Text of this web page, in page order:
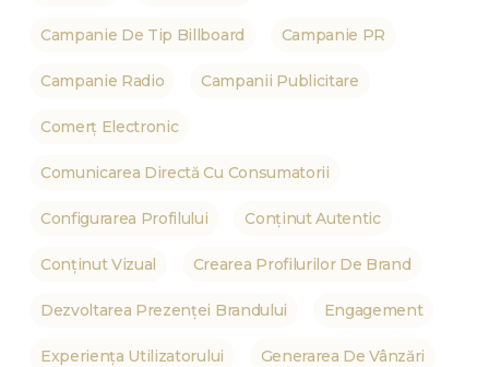
Campanie De Tip Billboard Campanie PR
Campanie Radio Campanii Publicitare
Comerț Electronic
Comunicarea Directă Cu Consumatorii
Configurarea Profilului Conținut Autentic
Conținut Vizual Crearea Profilurilor De Brand
Dezvoltarea Prezenței Brandului Engagement
Experiența Utilizatorului Generarea De Vânzări